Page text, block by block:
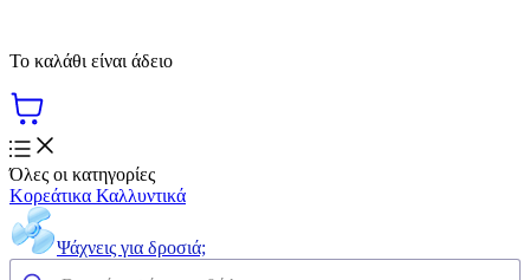
Το καλάθι είναι άδειο
Όλες οι κατηγορίες
Κορεάτικα Καλλυντικά
Ψάχνεις για δροσιά;